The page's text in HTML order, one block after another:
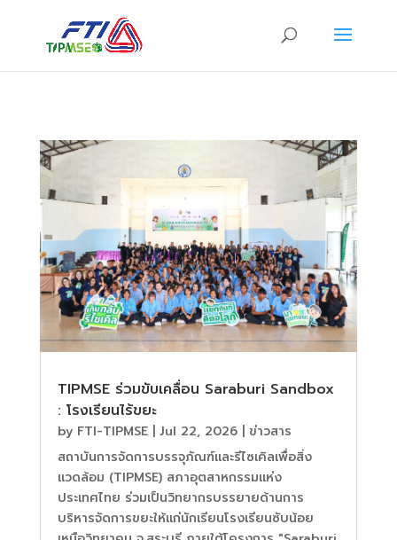
TIPMSE ร่วมขับเคลื่อน Saraburi Sandbox
: โรงเรียนไร้ขยะ
by FTI-TIPMSE| Jul 22, 2026| ข่าวสาร
สถาบันการจัดการบรรจุภัณฑ์และรีไซเคิลเพื่อสิ่ง
แวดล้อม (TIPMSE) สภาอุตสาหกรรมแห่ง
ประเทศไทย ร่วมเป็นวิทยากรบรรยายด้านการ
บริหารจัดการขยะให้แก่นักเรียนโรงเรียนซับน้อย